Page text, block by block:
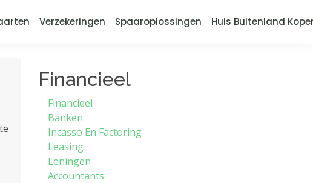
Verzekeringen Spaaroplossingen Huis Buitenland
Financieel
Financieel
Banken
Incasso En Factoring
Leasing
Leningen
Accountants